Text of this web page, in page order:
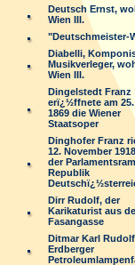
Deutsch Ernst,
Wien III.
"Deutschmeister-
Diabelli,
Musikverleger,
Wien III.
Dingelstedt Franz
erï¿½ffnete am 25.
1869 die Wiener
Staatsoper
Dinghofer Franz
12. November
der
Republik
Dirr Rudolf, der
Karikaturist aus
Fasangasse
Ditmar Karl
Erdberger